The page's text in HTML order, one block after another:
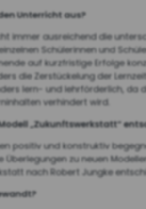
Unterricht aus?
immer ausreichend die
Schülerinnen und
auf kurzfristige Erfolge
die Zerstückelung der
lern- und lehrförderlich, da
verhindert wird.
„Zukunftswerkstatt“
positiv und konstruktiv
Überlegungen zu neuen
nach Robert Jungke